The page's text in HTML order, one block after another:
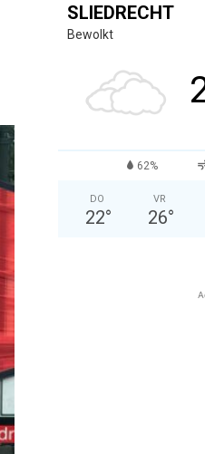
SLIEDRECHT
Bewolkt
62%
DO
22°
VR
26°